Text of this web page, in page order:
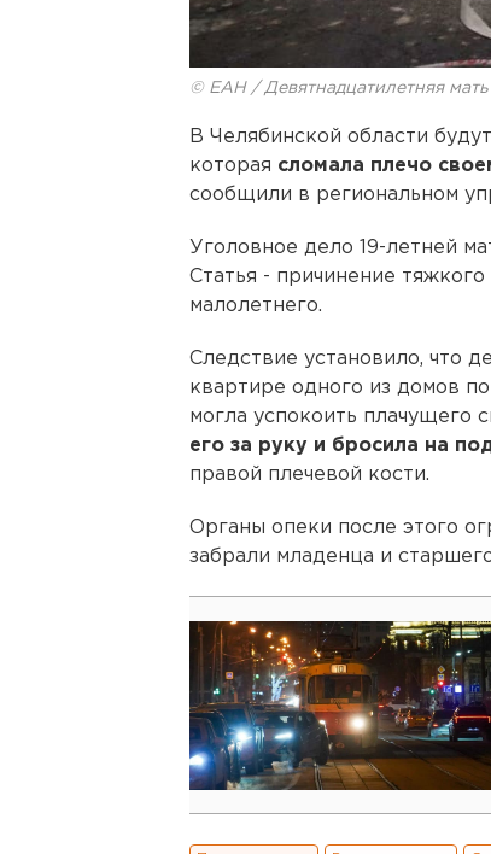
© ЕАН / Девятнадцатилетняя
В Челябинской области
которая сломала плечо
сообщили в региональном
Уголовное дело 19-летней
Статья - причинение
малолетнего.
Следствие установило, что
квартире одного из домов
могла успокоить плачущего
его за руку и бросила на
правой плечевой кости.
Органы опеки после этого
забрали младенца и